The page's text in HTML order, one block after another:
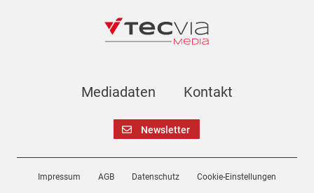
Mediadaten Kontakt
Newsletter
Impressum AGB Datenschutz Cookie-Einstellungen